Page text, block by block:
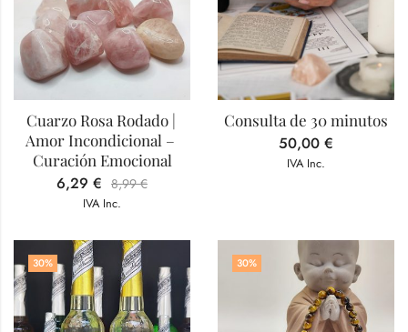
Cuarzo Rosa Rodado |
Amor Incondicional –
Curación Emocional
6,29 € 8,99€
IVA Inc.
Consulta de 30 minutos
50,00 €
IVA Inc.
30% 30%